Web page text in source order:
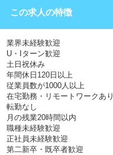
この求人の特徴
業界未経験歓迎
U・Iターン歓迎
土日祝休み
年間休日120日以上
従業員数が1000人以上
在宅勤務・リモートワークあり
転勤なし
月の残業20時間以内
職種未経験歓迎
正社員未経験歓迎
第二新卒・既卒者歓迎